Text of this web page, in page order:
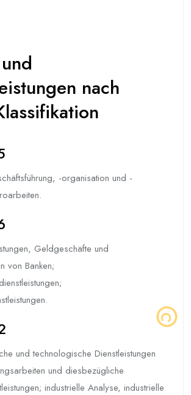
nach
-organisation und -
Geldgeschäfte und
von Banken;
und technologische Dienstleistungen
und diesbezügliche
industrielle Analyse, industrielle